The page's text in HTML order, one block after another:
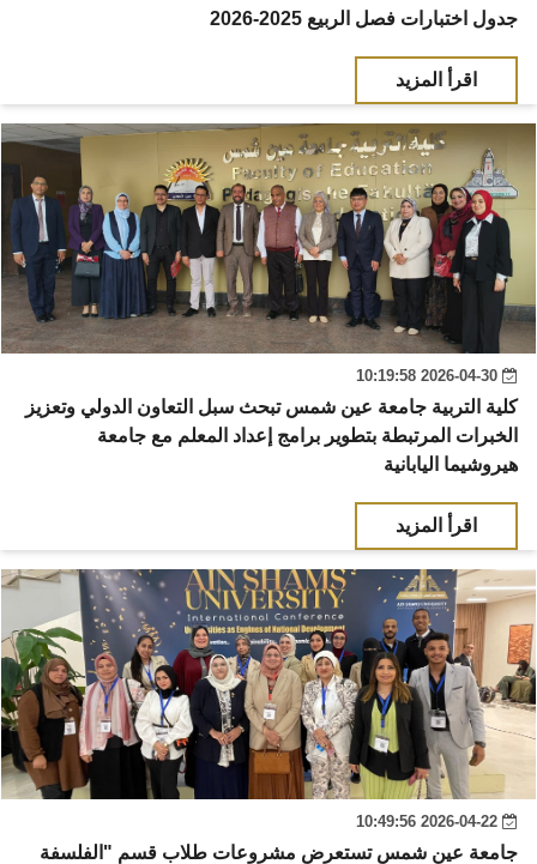
جدول اختبارات فصل الربيع 2025-2026
اقرأ المزيد
كلية التربية جامعة عين شمس تبحث سبل التعاون الدولي وتعزيز
الخبرات المرتبطة بتطوير برامج إعداد المعلم مع جامعة
هيروشيما اليابانية
اقرأ المزيد
​جامعة عين شمس تستعرض مشروعات طلاب قسم "الفلسفة